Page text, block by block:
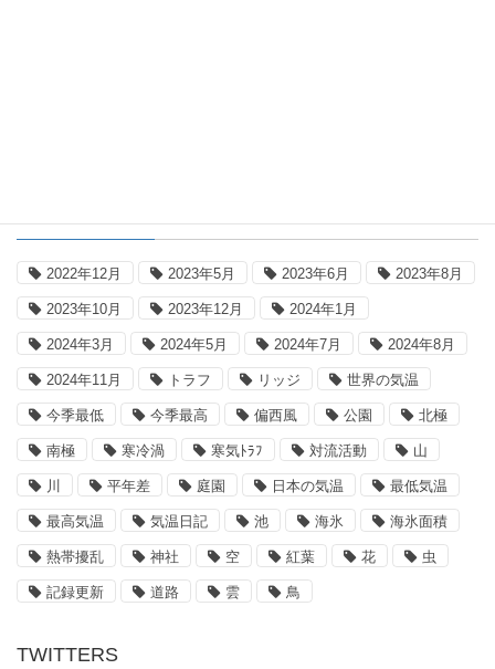
2022年12月 2023年5月 2023年6月 2023年8月
2023年10月 2023年12月 2024年1月
2024年3月 2024年5月 2024年7月 2024年8月
2024年11月 トラフ リッジ 世界の気温
今季最低 今季最高 偏西風 公園 北極
南極 寒冷渦 寒気ﾄﾗﾌ 対流活動 山
川 平年差 庭園 日本の気温 最低気温
最高気温 気温日記 池 海氷 海氷面積
熱帯擾乱 神社 空 紅葉 花 虫
記録更新 道路 雲 鳥
TWITTERS